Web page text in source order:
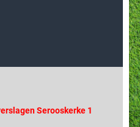
Serooskerke 1